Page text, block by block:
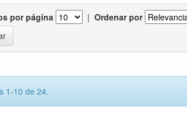
por página | Ordenar por
1-10 de 24.